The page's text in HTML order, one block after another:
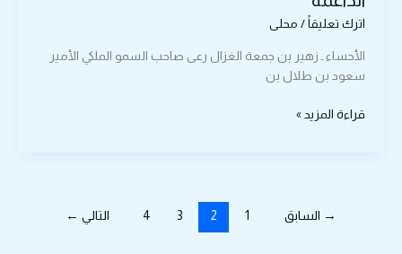
اترك تعليقاً / محلى
الأحساء ـ زهير بن جمعة الغزال رعى صاحب السمو الملكي الأمير
سعود بن طلال بن
اتفاقيات
إستراتيجية
لجمعية
الجهات
قراءة المزيد »
→ السابق 1
2
3
4 التالي ←